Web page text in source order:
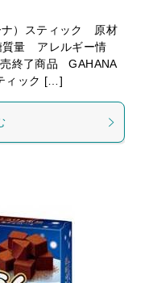
ナ）スティック 原材
量 アレルギー情
終了商品 GAHANA
ィック […]